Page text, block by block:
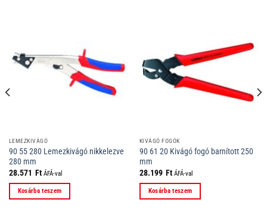
LEMEZKIVÁGÓ
90 55 280 Lemezkivágó nikkelezve
280 mm
28.571 Ft ÁFÁ-val
Kosárba teszem
KIVÁGÓ FOGÓK
90 61 20 Kivágó fogó barnított 250
mm
28.199 Ft ÁFÁ-val
Kosárba teszem